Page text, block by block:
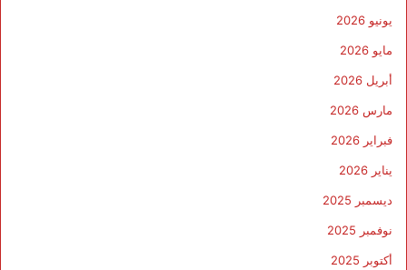
يونيو 2026
مايو 2026
أبريل 2026
مارس 2026
فبراير 2026
يناير 2026
ديسمبر 2025
نوفمبر 2025
أكتوبر 2025